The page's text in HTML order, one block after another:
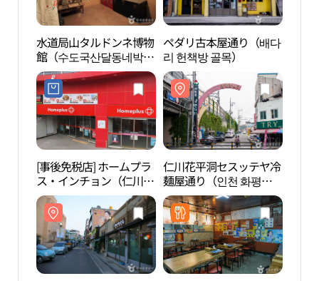
水道局山タルドンネ博物
館（수도국산달동네박물
관）
ペダリ古本屋通り（배다
리 헌책방 골목）
[事後免税店] ホームプラ
ス・インチョン（仁川）
店(홈플러스 인천숭의점)
仁川花平洞セスッテヤ冷
麺屋通り（인천 화평동
세숫대야 냉면 거리）